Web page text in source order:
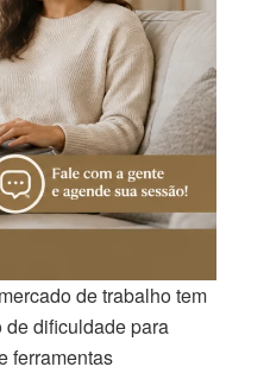
de trabalho tem
de dificuldade para
ferramentas